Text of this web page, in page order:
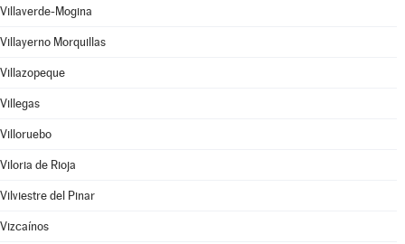
Villaverde-Mogina
Villayerno Morquillas
Villazopeque
Villegas
Villoruebo
Viloria de Rioja
Vilviestre del Pinar
Vizcaínos